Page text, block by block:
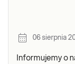
06 sierpnia
Informujemy o